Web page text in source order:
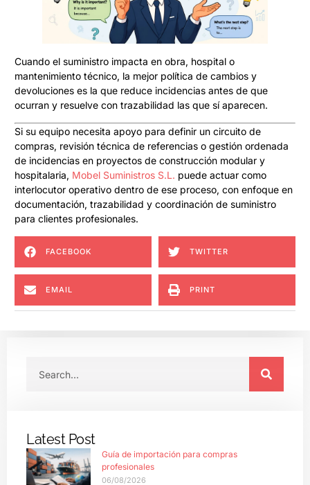
Cuando el suministro impacta en obra, hospital o
mantenimiento técnico, la mejor política de cambios y
devoluciones es la que reduce incidencias antes de que
ocurran y resuelve con trazabilidad las que sí aparecen.
Si su equipo necesita apoyo para definir un circuito de
compras, revisión técnica de referencias o gestión ordenada
de incidencias en proyectos de construcción modular y
hospitalaria, Mobel Suministros S.L. puede actuar como
interlocutor operativo dentro de ese proceso, con enfoque en
documentación, trazabilidad y coordinación de suministro
para clientes profesionales.
FACEBOOK TWITTER
EMAIL PRINT
Latest Post
Guía de importación para compras
profesionales
06/08/2026